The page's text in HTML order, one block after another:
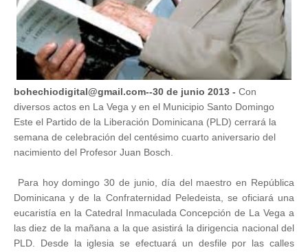
bohechiodigital@gmail.com--30 de junio 2013 - Con
diversos actos en La Vega y en el Municipio Santo Domingo
Este el Partido de la Liberación Dominicana (PLD) cerrará la
semana de celebración del centésimo cuarto aniversario del
nacimiento del Profesor Juan Bosch.
Para hoy domingo 30 de junio, día del maestro en República
Dominicana y de la Confraternidad Peledeista, se oficiará una
eucaristía en la Catedral Inmaculada Concepción de La Vega a
las diez de la mañana a la que asistirá la dirigencia nacional del
PLD. Desde la iglesia se efectuará un desfile por las calles